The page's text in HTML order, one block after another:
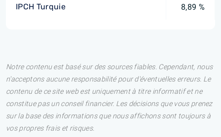
IPCH Turquie 8,89 %
Notre contenu est basé sur des sources fiables. Cependant, nous
n'acceptons aucune responsabilité pour d'éventuelles erreurs. Le
contenu de ce site web est uniquement à titre informatif et ne
constitue pas un conseil financier. Les décisions que vous prenez
sur la base des informations que nous affichons sont toujours à
vos propres frais et risques.